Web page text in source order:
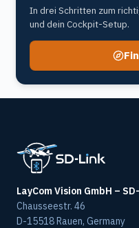
In drei Schritten zum
und dein Cockpit-Setup.
LayCom Vision GmbH –
Chausseestr. 46
D-15518 Rauen, Germany